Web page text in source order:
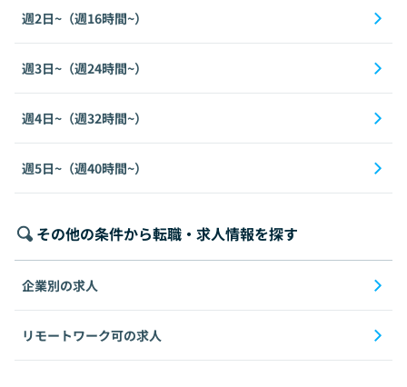
週2日~（週16時間~）
週3日~（週24時間~）
週4日~（週32時間~）
週5日~（週40時間~）
その他の条件から転職・求人情報を探す
企業別の求人
リモートワーク可の求人